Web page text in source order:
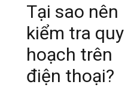
Tại sao nên
kiểm tra quy
hoạch trên
điện thoại?